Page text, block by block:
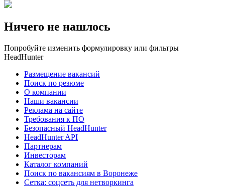
Ничего не нашлось
Попробуйте изменить формулировку или фильтры
HeadHunter
Размещение вакансий
Поиск по резюме
О компании
Наши вакансии
Реклама на сайте
Требования к ПО
Безопасный HeadHunter
HeadHunter API
Партнерам
Инвесторам
Каталог компаний
Поиск по вакансиям в Воронеже
Сетка: соцсеть для нетворкинга